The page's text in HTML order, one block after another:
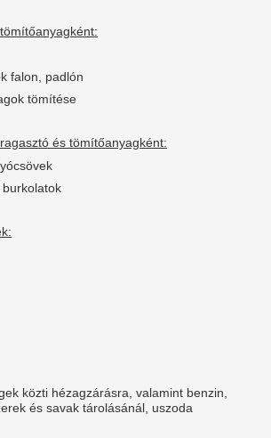
falon, padlón
tömítése
és tömítőanyagként:
közti hézagzárásra, valamint benzin,
és savak tárolásánál, uszoda